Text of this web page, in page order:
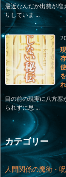
最近なんだか出費が増
りしていま ...
目の前の現実に八方
られずに思 ...
カテゴリー
人間関係の魔術・